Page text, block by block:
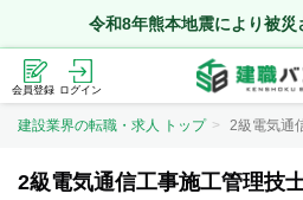
令和8年熊本地震により被災
会員登録 ログイン
建設業界の転職・求人 トップ 2級電気通
2級電気通信工事施工管理技